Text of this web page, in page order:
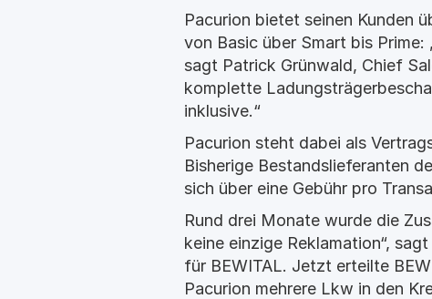
Pacurion bietet seinen Kunden
von Basic über Smart bis
sagt Patrick Grünwald, Chief
komplette
inklusive.“
Pacurion steht dabei als
Bisherige Bestandslieferanten
sich über eine Gebühr pro
Rund drei Monate wurde die
keine einzige Reklamation“,
für BEWITAL. Jetzt erteilte
Pacurion mehrere Lkw in den